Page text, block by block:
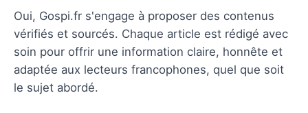
Oui, Gospi.fr s'engage à proposer des contenus
vérifiés et sourcés. Chaque article est rédigé avec
soin pour offrir une information claire, honnête et
adaptée aux lecteurs francophones, quel que soit
le sujet abordé.